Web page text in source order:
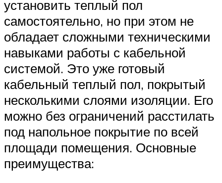
установить теплый пол
самостоятельно, но при этом не
обладает сложными техническими
навыками работы с кабельной
системой. Это уже готовый
кабельный теплый пол, покрытый
несколькими слоями изоляции. Его
можно без ограничений расстилать
под напольное покрытие по всей
площади помещения. Основные
преимущества: